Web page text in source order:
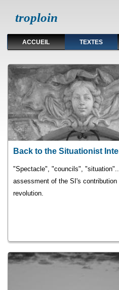
troploin
ACCUEIL TEXTES
Back to the Situationist
"Spectacle", "councils",
assessment of the SI's contribution
revolution.
Pages